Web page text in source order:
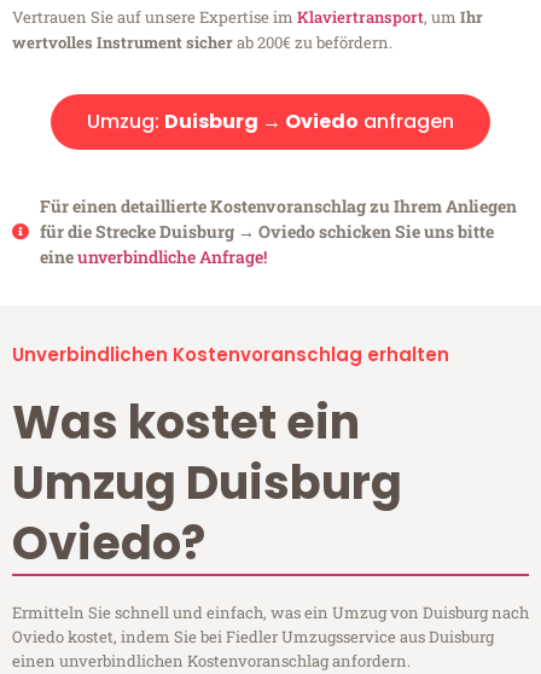
Vertrauen Sie auf unsere Expertise im Klaviertransport, um Ihr
wertvolles Instrument sicherab 200€ zu befördern.
Umzug: Duisburg → Oviedo anfragen
Für einen detaillierte Kostenvoranschlag zu Ihrem Anliegen
für die Strecke Duisburg → Oviedo schicken Sie uns bitte
eineunverbindliche Anfrage!
Unverbindlichen Kostenvoranschlag erhalten
Was kostet ein
Umzug Duisburg
Oviedo?
Ermitteln Sie schnell und einfach, was ein Umzug von Duisburg nach
Oviedo kostet, indem Sie bei Fiedler Umzugsservice aus Duisburg
einen unverbindlichen Kostenvoranschlag anfordern.